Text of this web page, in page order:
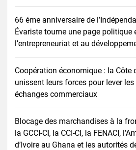
66 éme anniversaire de
Évariste tourne une page politique
l’entrepreneuriat et au
Coopération économique : la Côte
unissent leurs forces pour lever
échanges commerciaux
Blocage des marchandises à la
la GCCI-CI, la CCI-CI, la FENACI,
d’Ivoire au Ghana et les autorités